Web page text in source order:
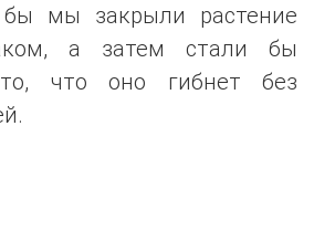
мы закрыли растение
а затем стали бы
что оно гибнет без